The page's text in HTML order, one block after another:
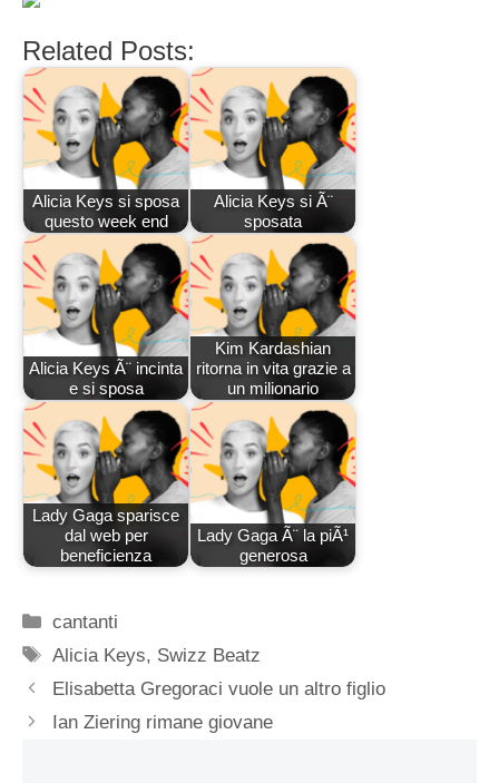
Related Posts:
Alicia Keys si sposa
questo week end
Alicia Keys si Ã¨
sposata
Alicia Keys Ã¨ incinta
e si sposa
Kim Kardashian
ritorna in vita grazie a
un milionario
Lady Gaga sparisce
dal web per
beneficienza
Lady Gaga Ã¨ la piÃ¹
generosa
Categorie
cantanti
Tag
Alicia Keys, Swizz Beatz
Elisabetta Gregoraci vuole un altro figlio
Ian Ziering rimane giovane